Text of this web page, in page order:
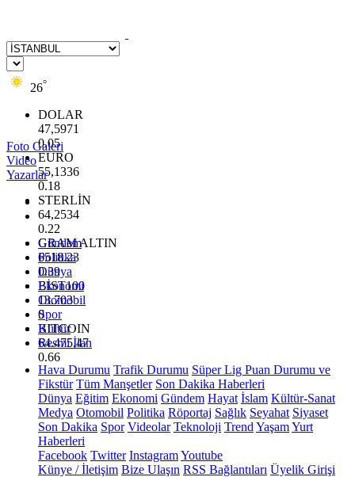
26°
DOLAR
47,5971
0.05
EURO
55,1336
0.18
STERLİN
64,2534
0.22
GRAM ALTIN
6518.23
0.39
BİST100
13.703
0
BITCOIN
64.475,47
0.66
Foto Galeri
Video
Yazarlar
Gündem
Politika
Dünya
Ekonomi
Otomobil
Spor
Kültür
Resmi İlan
Hava Durumu Trafik Durumu Süper Lig Puan Durumu ve
Fikstür Tüm Manşetler Son Dakika Haberleri
Dünya Eğitim Ekonomi Gündem Hayat İslam Kültür-Sanat
Medya Otomobil Politika Röportaj Sağlık Seyahat Siyaset
Son Dakika Spor Videolar Teknoloji Trend YaşamYurt
Haberleri
Facebook Twitter InstagramYoutube
Künye / İletişim Bize Ulaşın RSS Bağlantıları Üyelik Girişi